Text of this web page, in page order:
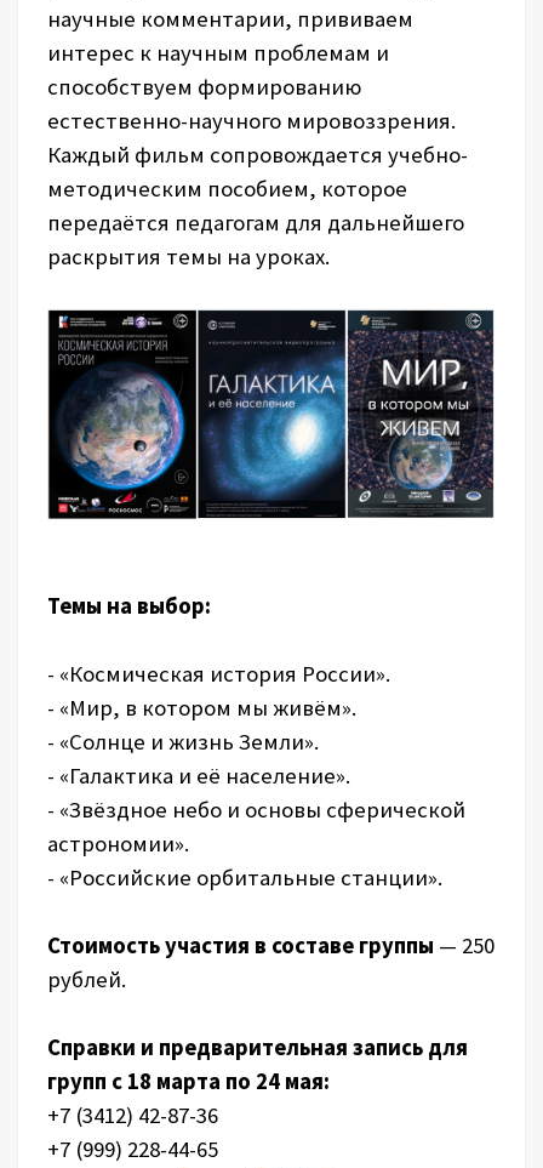
научные комментарии, прививаем
интерес к научным проблемам и
способствуем формированию
естественно-научного мировоззрения.
Каждый фильм сопровождается учебно-
методическим пособием, которое
передаётся педагогам для дальнейшего
раскрытия темы на уроках.
Темы на выбор:
- «Космическая история России».
- «Мир, в котором мы живём».
- «Солнце и жизнь Земли».
- «Галактика и её население».
- «Звёздное небо и основы сферической
астрономии».
- «Российские орбитальные станции».
Стоимость участия в составе группы — 250
рублей.
Справки и предварительная запись для
групп с 18 марта по 24 мая:
+7 (3412) 42-87-36
+7 (999) 228-44-65